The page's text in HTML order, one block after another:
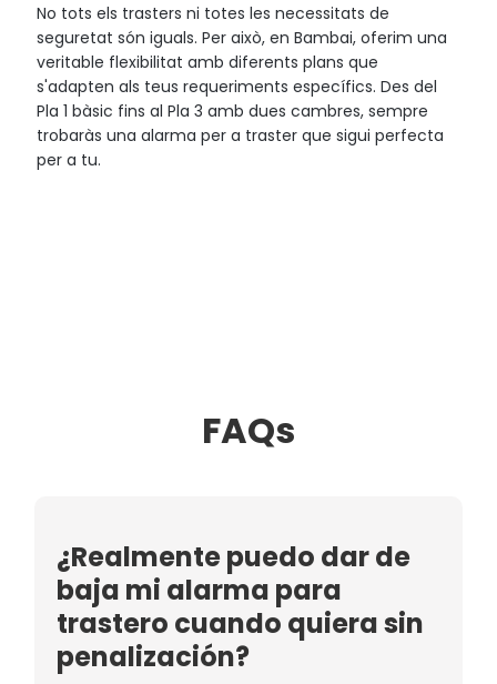
No tots els trasters ni totes les necessitats de
seguretat són iguals. Per això, en Bambai, oferim una
veritable flexibilitat amb diferents plans que
s'adapten als teus requeriments específics. Des del
Pla 1 bàsic fins al Pla 3 amb dues cambres, sempre
trobaràs una alarma per a traster que sigui perfecta
per a tu.
FAQs
¿Realmente puedo dar de
baja mi alarma para
trastero cuando quiera sin
penalización?